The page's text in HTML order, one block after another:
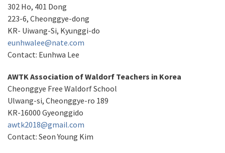
302 Ho, 401 Dong
223-6, Cheonggye-dong
KR- Uiwang-Si, Kyunggi-do
eunhwalee@nate.com
Contact: Eunhwa Lee
AWTK Association of Waldorf Teachers in Korea
Cheonggye Free Waldorf School
Ulwang-si, Cheonggye-ro 189
KR-16000 Gyeonggido
awtk2018@gmail.com
Contact: Seon Young Kim